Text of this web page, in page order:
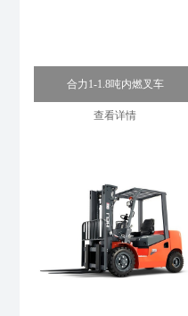
合力1-1.8吨内燃叉车
查看详情